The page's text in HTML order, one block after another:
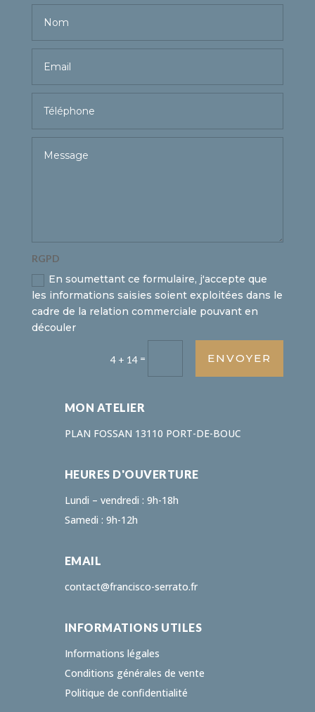
RGPD
En soumettant ce formulaire, j'accepte que
les informations saisies soient exploitées dans le
cadre de la relation commerciale pouvant en
découler
4 + 14 = ENVOYER
MON ATELIER
PLAN FOSSAN 13110 PORT-DE-BOUC
HEURES D'OUVERTURE
Lundi – vendredi : 9h-18h
Samedi : 9h-12h
EMAIL
contact@francisco-serrato.fr
INFORMATIONS UTILES
Informations légales
Conditions générales de vente
Politique de confidentialité